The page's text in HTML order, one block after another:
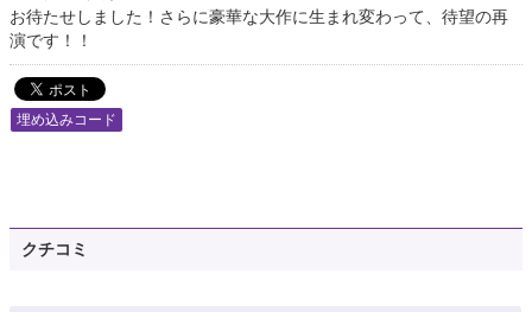
お待たせしました！さらに豪華な大作に生まれ変わって、待望の再
演です！！
埋め込みコード
クチコミ